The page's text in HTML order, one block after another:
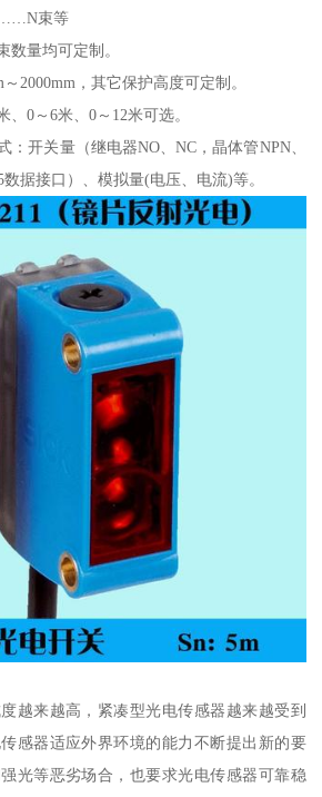
束等
数量均可定制。
2000mm，其它保护高度可定制。
0～6米、0～12米可选。
：开关量（继电器NO、NC，晶体管NPN、
数据接口）、模拟量(电压、电流)等。
越来越高，紧凑型光电传感器越来越受到
感器适应外界环境的能力不断提出新的要
光等恶劣场合，也要求光电传感器可靠稳